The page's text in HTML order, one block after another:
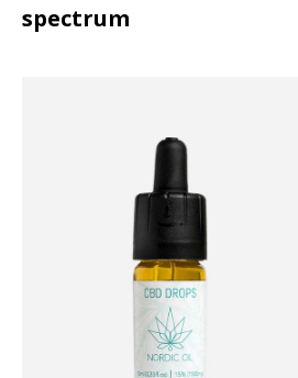
spectrum